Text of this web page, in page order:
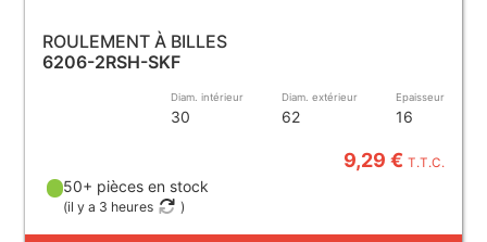
ROULEMENT À BILLES
6206-2RSH-SKF
Diam. intérieur
30
Diam. extérieur
62
Epaisseur
16
9,29 €T.T.C.
50+ pièces en stock
(il y a 3 heures )